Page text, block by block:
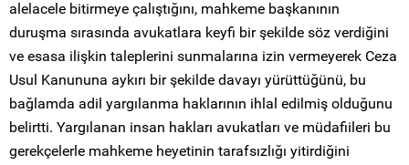
alelacele bitirmeye çalıştığını, mahkeme başkanının
duruşma sırasında avukatlara keyfi bir şekilde söz verdiğini
ve esasa ilişkin taleplerini sunmalarına izin vermeyerek Ceza
Usul Kanununa aykırı bir şekilde davayı yürüttüğünü, bu
bağlamda adil yargılanma haklarının ihlal edilmiş olduğunu
belirtti. Yargılanan insan hakları avukatları ve müdafiileri bu
gerekçelerle mahkeme heyetinin tarafsızlığı yitirdiğini